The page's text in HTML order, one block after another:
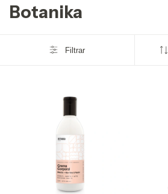
Botanika
Filtrar